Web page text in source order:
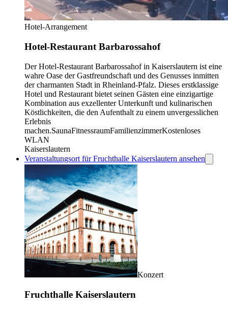
Hotel-Arrangement
Hotel-Restaurant Barbarossahof
Der Hotel-Restaurant Barbarossahof in Kaiserslautern ist eine
wahre Oase der Gastfreundschaft und des Genusses inmitten
der charmanten Stadt in Rheinland-Pfalz. Dieses erstklassige
Hotel und Restaurant bietet seinen Gästen eine einzigartige
Kombination aus exzellenter Unterkunft und kulinarischen
Köstlichkeiten, die den Aufenthalt zu einem unvergesslichen
Erlebnis
machen.SaunaFitnessraumFamilienzimmerKostenloses
WLAN
Kaiserslautern
Veranstaltungsort für Fruchthalle Kaiserslautern ansehen
Konzert
Fruchthalle Kaiserslautern